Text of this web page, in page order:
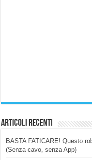
Articoli Recenti
BASTA FATICARE! Questo
(Senza cavo, senza App)